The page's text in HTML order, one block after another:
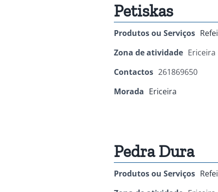
Petiskas
Produtos ou Serviços
Zona de atividade Ericeira
Contactos 261869650
Morada Ericeira
Pedra Dura
Produtos ou Serviços